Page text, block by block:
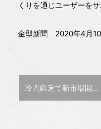
くりを通じユーザーをサ
金型新聞 2020年4月
前の記事 :
冷間鍛造で新市場開拓